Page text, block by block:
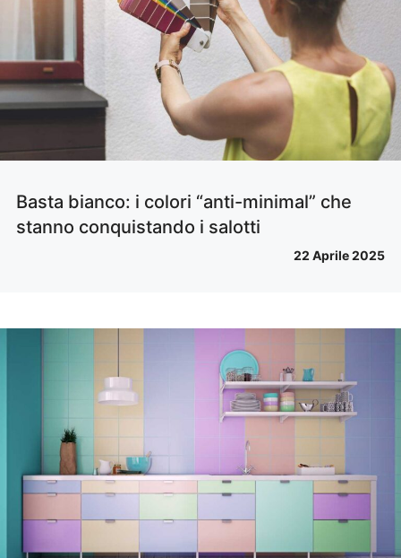
Basta bianco: i colori “anti-minimal” che
stanno conquistando i salotti
22 Aprile 2025